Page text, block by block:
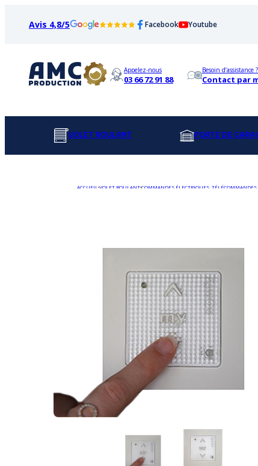
Avis 4,8/5 Facebook Youtube
Appelez-nous
03 66 72 91 88
Besoin d’assistance ?
Contact par
VOLET ROULANT PORTE DE
ACCUEIL VOLET ROULANTCOMMANDES ÉLECTRIQUES,